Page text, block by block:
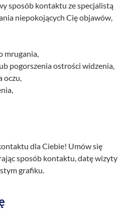
sposób kontaktu ze specjalistą
niepokojących Cię objawów,
mrugania,
pogorszenia ostrości widzenia,
oczu,
dla Ciebie! Umów się
sposób kontaktu, datę wizyty
grafiku.